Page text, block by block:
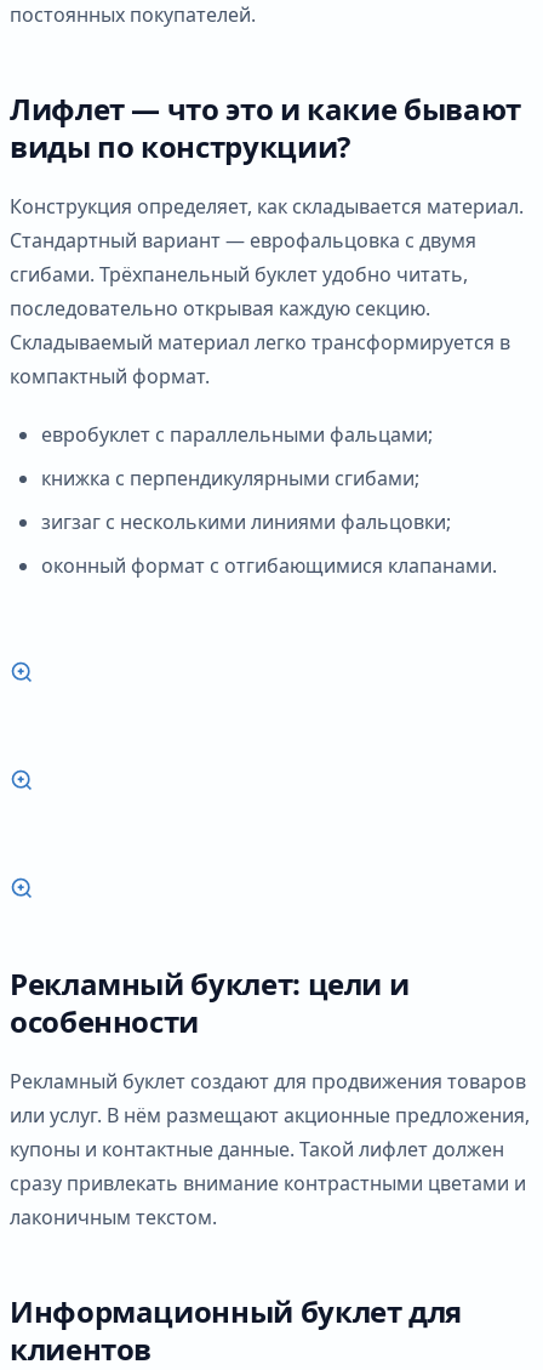
постоянных покупателей.
Лифлет — что это и какие бывают
виды по конструкции?
Конструкция определяет, как складывается материал.
Стандартный вариант — еврофальцовка с двумя
сгибами. Трёхпанельный буклет удобно читать,
последовательно открывая каждую секцию.
Складываемый материал легко трансформируется в
компактный формат.
евробуклет с параллельными фальцами;
книжка с перпендикулярными сгибами;
зигзаг с несколькими линиями фальцовки;
оконный формат с отгибающимися клапанами.
Рекламный буклет: цели и
особенности
Рекламный буклет создают для продвижения товаров
или услуг. В нём размещают акционные предложения,
купоны и контактные данные. Такой лифлет должен
сразу привлекать внимание контрастными цветами и
лаконичным текстом.
Информационный буклет для
клиентов